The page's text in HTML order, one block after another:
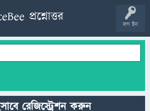
লগ ইন
রেজিস্ট্রেশন করুন